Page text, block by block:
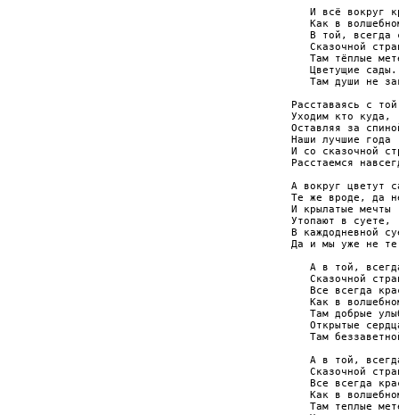
И всё вокруг
Как в
В той, всегда
Сказочной
Там тёплые
Цветущие
Там души не
Расставаясь с
Уходим кто куда,
Оставляя за
Наши лучшие года
И со сказочной
Расстаемся
А вокруг цветут
Те же вроде, да
И крылатые мечты
Утопают в суете,
В каждодневной
Да и мы уже не
А в той,
Сказочной
Все всегда
Как в
Там добрые
Открытые
Там
А в той,
Сказочной
Все всегда
Как в
Там теплые